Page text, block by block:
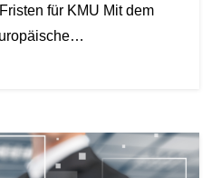
für KMU Mit dem